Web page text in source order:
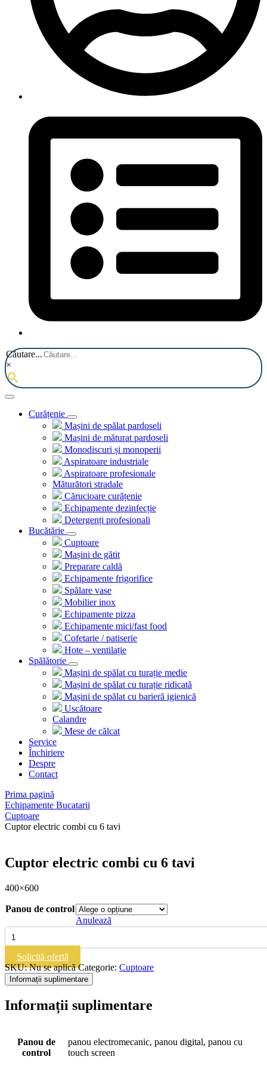
Căutare...
×
Curățenie
Mașini de spălat pardoseli
Mașini de măturat pardoseli
Monodiscuri și monoperii
Aspiratoare industriale
Aspiratoare profesionale
Măturători stradale
Cărucioare curățenie
Echipamente dezinfecție
Detergenți profesionali
Bucătărie
Cuptoare
Mașini de gătit
Preparare caldă
Echipamente frigorifice
Spălare vase
Mobilier inox
Echipamente pizza
Echipamente mici/fast food
Cofetarie / patiserie
Hote – ventilație
Spălătorie
Mașini de spălat cu turație medie
Mașini de spălat cu turație ridicată
Mașini de spălat cu barieră igienică
Uscătoare
Calandre
Mese de călcat
Service
Închiriere
Despre
Contact
Prima pagină
Echipamente Bucatarii
Cuptoare
Cuptor electric combi cu 6 tavi
Cuptor electric combi cu 6 tavi
400×600
Panou de control
Anulează
Cantitate
Cuptor
electric
combi
cu
6
Solicită ofertă
SKU:Nu se aplică Categorie: Cuptoare
Informații suplimentare
Informații suplimentare
Panou de
control
panou electromecanic, panou digital, panou cu
touch screen